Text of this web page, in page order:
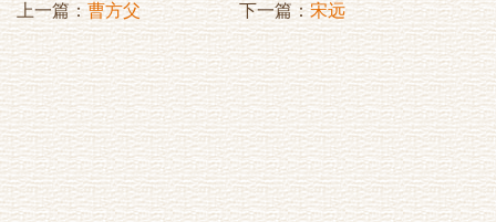
上一篇：曹方父 下一篇：宋远